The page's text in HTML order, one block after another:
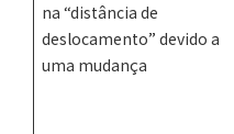
na “distância de
deslocamento” devido a
uma mudança